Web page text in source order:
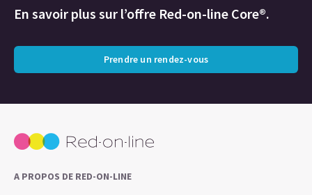
En savoir plus sur l’offre Red-on-line Core®.
Prendre un rendez-vous
A PROPOS DE RED-ON-LINE